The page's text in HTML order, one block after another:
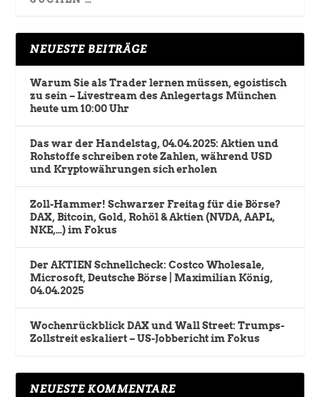
NEUESTE BEITRÄGE
Warum Sie als Trader lernen müssen, egoistisch
zu sein – Livestream des Anlegertags München
heute um 10:00 Uhr
Das war der Handelstag, 04.04.2025: Aktien und
Rohstoffe schreiben rote Zahlen, während USD
und Kryptowährungen sich erholen
Zoll-Hammer! Schwarzer Freitag für die Börse?
DAX, Bitcoin, Gold, Rohöl & Aktien (NVDA, AAPL,
NKE,…) im Fokus
Der AKTIEN Schnellcheck: Costco Wholesale,
Microsoft, Deutsche Börse | Maximilian König,
04.04.2025
Wochenrückblick DAX und Wall Street: Trumps-
Zollstreit eskaliert – US-Jobbericht im Fokus
NEUESTE KOMMENTARE